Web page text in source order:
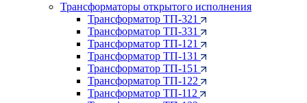
Трансформаторы открытого исполнения
Трансформатор ТП-321
Трансформатор ТП-331
Трансформатор ТП-121
Трансформатор ТП-131
Трансформатор ТП-151
Трансформатор ТП-122
Трансформатор ТП-112